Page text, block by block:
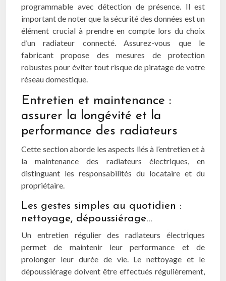
programmable avec détection de présence. Il est
important de noter que la sécurité des données est un
élément crucial à prendre en compte lors du choix
d’un radiateur connecté. Assurez-vous que le
fabricant propose des mesures de protection
robustes pour éviter tout risque de piratage de votre
réseau domestique.
Entretien et maintenance :
assurer la longévité et la
performance des radiateurs
Cette section aborde les aspects liés à l’entretien et à
la maintenance des radiateurs électriques, en
distinguant les responsabilités du locataire et du
propriétaire.
Les gestes simples au quotidien :
nettoyage, dépoussiérage…
Un entretien régulier des radiateurs électriques
permet de maintenir leur performance et de
prolonger leur durée de vie. Le nettoyage et le
dépoussiérage doivent être effectués régulièrement,